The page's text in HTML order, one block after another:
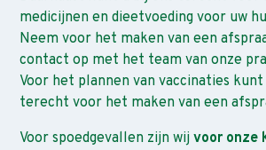
medicijnen en dieetvoeding voor uw
Neem voor het maken van een
contact op met het team van onze
Voor het plannen van vaccinaties
terecht voor het maken van een
Voor spoedgevallen zijn wijvoor onze